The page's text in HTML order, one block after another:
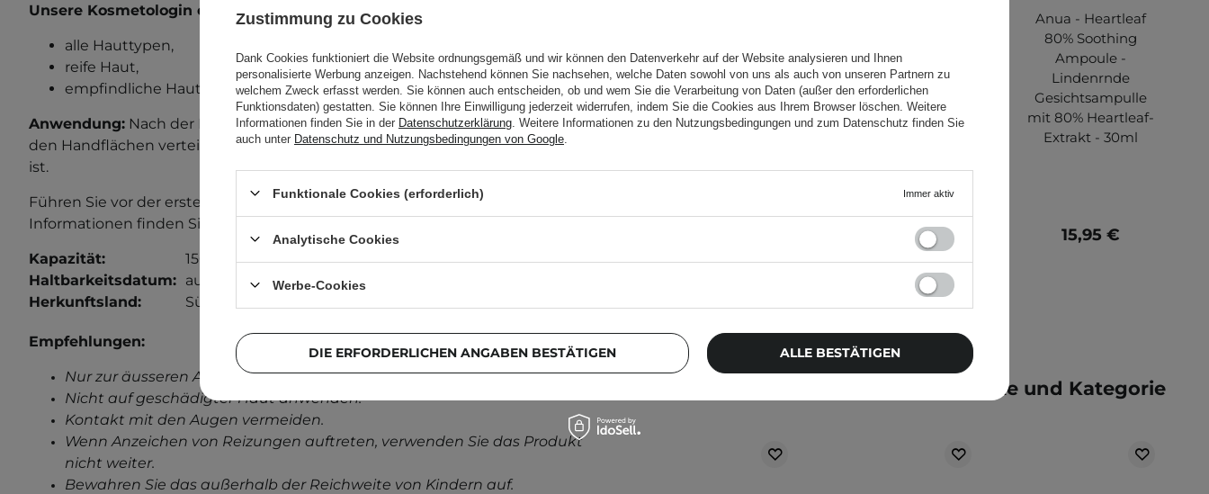
Unsere Kosmetologin empfiehlt dieses Produkt für:
alle Hauttypen,
reife Haut,
empfindliche Haut.
Anwendung: Nach der Reinigung des Gesichts eine angemessene Menge in
den Handflächen verteilen und sanft einklopfen, bis das Produkt eingezogen
ist.
Führen Sie vor der ersten Anwendung einen Allergietest durch. Weitere
Informationen finden Sie in unserem Beitrag zum
Kapazität:
150 ml
Haltbarkeitsdatum: auf der Verpackung.
Herkunftsland:
Südkorea.
Empfehlungen:
Nur zur äusseren Anwendung.
Nicht auf geschädigter Haut anwenden.
Kontakt mit den Augen vermeiden.
Wenn Anzeichen von Reizungen auftreten, verwenden Sie das Produkt
nicht weiter.
Bewahren Sie das außerhalb der Reichweite von Kindern auf.
Hydrating Barrier
Serum -
Aufhellendes Reis-
Serum - 50ml
Conditioning Milk -
Stärkende
Gesichtsmilch mit
77% Pfirsichextrakt
18,99 €
Anua - Heartleaf
80% Soothing
Ampoule -
Lindenrnde
Gesichtsampulle
mit 80% Heartleaf-
Extrakt - 30ml
15,95 €
Weitere Produkte der gleichen Marke und Kategorie
Zustimmung zu Cookies
Dank Cookies funktioniert die Website ordnungsgemäß und wir können den Datenverkehr auf der Website analysieren und Ihnen
personalisierte Werbung anzeigen. Nachstehend können Sie nachsehen, welche Daten sowohl von uns als auch von unseren Partnern zu
welchem Zweck erfasst werden. Sie können auch entscheiden, ob und wem Sie die Verarbeitung von Daten (außer den erforderlichen
Funktionsdaten) gestatten. Sie können Ihre Einwilligung jederzeit widerrufen, indem Sie die Cookies aus Ihrem Browser löschen. Weitere
Informationen finden Sie in der Datenschutzerklärung . Weitere Informationen zu den Nutzungsbedingungen und zum Datenschutz finden Sie
auch unter Datenschutz und Nutzungsbedingungen von Google
Funktionale Cookies (erforderlich) Immer aktiv
Analytische Cookies
Werbe-Cookies
DIE ERFORDERLICHEN ANGABEN BESTÄTIGEN ALLE BESTÄTIGEN